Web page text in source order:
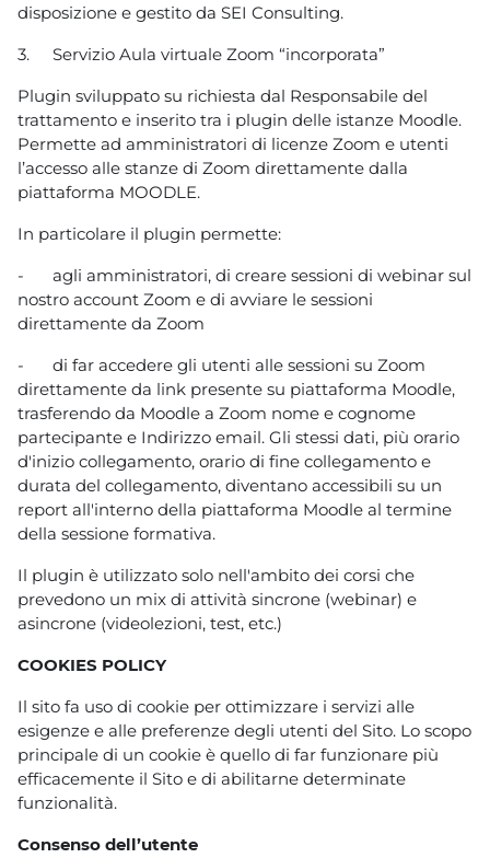
disposizione e gestito da SEI Consulting.
3.
Servizio Aula virtuale Zoom “incorporata”
Plugin sviluppato su richiesta dal Responsabile del
trattamento e inserito tra i plugin delle istanze Moodle.
Permette ad amministratori di licenze Zoom e utenti
l’accesso alle stanze di Zoom direttamente dalla
piattaforma MOODLE.
In particolare il plugin permette:
-
agli amministratori, di creare sessioni di webinar sul
nostro account Zoom e di avviare le sessioni
direttamente da Zoom
-
di far accedere gli utenti alle sessioni su Zoom
direttamente da link presente su piattaforma Moodle,
trasferendo da Moodle a Zoom nome e cognome
partecipante e Indirizzo email. Gli stessi dati, più orario
d'inizio collegamento, orario di fine collegamento e
durata del collegamento, diventano accessibili su un
report all'interno della piattaforma Moodle al termine
della sessione formativa.
Il plugin è utilizzato solo nell'ambito dei corsi che
prevedono un mix di attività sincrone (webinar) e
asincrone (videolezioni, test, etc.)
COOKIES POLICY
Il sito fa uso di cookie per ottimizzare i servizi alle
esigenze e alle preferenze degli utenti del Sito. Lo scopo
principale di un cookie è quello di far funzionare più
efficacemente il Sito e di abilitarne determinate
funzionalità.
Consenso dell’utente